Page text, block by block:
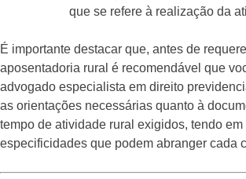
que se refere à realização da
É importante destacar que, antes de
aposentadoria rural é recomendável que
advogado especialista em direito
as orientações necessárias quanto à
tempo de atividade rural exigidos, tendo em
especificidades que podem abranger cada